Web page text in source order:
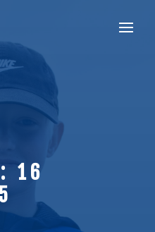
16